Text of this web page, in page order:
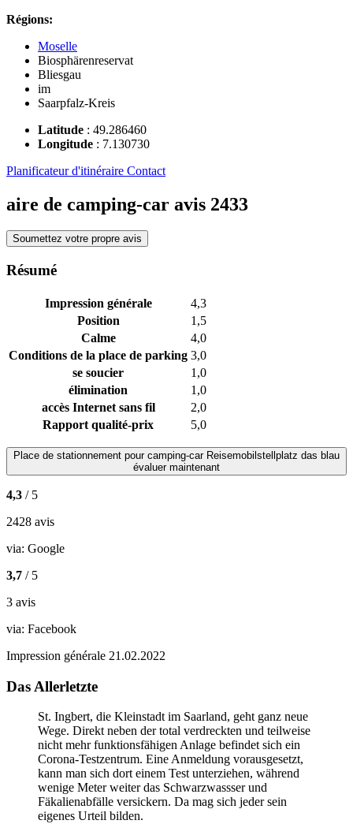
Régions:
Moselle
Biosphärenreservat
Bliesgau
im
Saarpfalz-Kreis
Latitude : 49.286460
Longitude : 7.130730
Planificateur d'itinéraire Contact
aire de camping-car avis 2433
Soumettez votre propre avis
Résumé
Impression générale
4,3
Position
1,5
Calme
4,0
Conditions de la place de parking 3,0
se soucier
1,0
élimination
1,0
accès Internet sans fil
2,0
Rapport qualité-prix
5,0
Place de stationnement pour camping-car Reisemobilstellplatz das blau
évaluer maintenant
4,3 / 5
2428 avis
via: Google
3,7 / 5
3 avis
via: Facebook
Impression générale 21.02.2022
Das Allerletzte
St. Ingbert, die Kleinstadt im Saarland, geht ganz neue
Wege. Direkt neben der total verdreckten und teilweise
nicht mehr funktionsfähigen Anlage befindet sich ein
Corona-Testzentrum. Eine Anmeldung vorausgesetzt,
kann man sich dort einem Test unterziehen, während
wenige Meter weiter das Schwarzwassser und
Fäkalienabfälle versickern. Da mag sich jeder sein
eigenes Urteil bilden.